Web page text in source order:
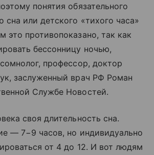
понятия обязательного
сна или детского «тихого часа»
это противопоказано, так как
бессонницу ночью,
профессор, доктор
заслуженный врач РФ Роман
Службе Новостей.
своя длительность сна.
— 7−9 часов, но индивидуально
от 4 до 12. И вот людям